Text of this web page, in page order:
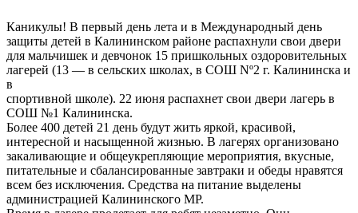
Каникулы! В первый день лета и в Международный день
защиты детей в Калининском районе распахнули свои двери
для мальчишек и девчонок 15 пришкольных оздоровительных
лагерей (13 — в сельских школах, в СОШ Nº2 г. Калининска и
в
спортивной школе). 22 июня распахнет свои двери лагерь в
СОШ №1 Калининска.
Более 400 детей 21 день будут жить яркой, красивой,
интересной и насыщенной жизнью. В лагерях организовано
закаливающие и общеукрепляющие мероприятия, вкусные,
питательные и сбалансированные завтраки и обеды нравятся
всем без исключения. Средства на питание выделены
администрацией Калининского МР.